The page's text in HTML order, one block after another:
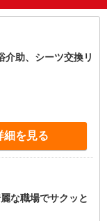
介助、シーツ交換リ
細を見る
な職場でサクッと